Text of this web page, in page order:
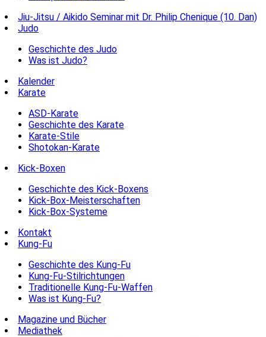
Jiu-Jitsu / Aikido Seminar mit Dr. Philip Chenique (10. Dan)
Judo
Geschichte des Judo
Was ist Judo?
Kalender
Karate
ASD-Karate
Geschichte des Karate
Karate-Stile
Shotokan-Karate
Kick-Boxen
Geschichte des Kick-Boxens
Kick-Box-Meisterschaften
Kick-Box-Systeme
Kontakt
Kung-Fu
Geschichte des Kung-Fu
Kung-Fu-Stilrichtungen
Traditionelle Kung-Fu-Waffen
Was ist Kung-Fu?
Magazine und Bücher
Mediathek